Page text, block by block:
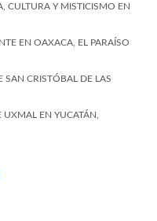
CULTURA Y MISTICISMO EN
EN OAXACA, EL PARAÍSO
SAN CRISTÓBAL DE LAS
UXMAL EN YUCATÁN,